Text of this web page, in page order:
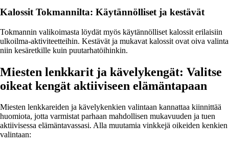
Kalossit Tokmannilta: Käytännölliset ja kestävät
Tokmannin valikoimasta löydät myös käytännölliset kalossit erilaisiin
ulkoilma-aktiviteetteihin. Kestävät ja mukavat kalossit ovat oiva valinta
niin kesäretkille kuin puutarhatöihinkin.
Miesten lenkkarit ja kävelykengät: Valitse
oikeat kengät aktiiviseen elämäntapaan
Miesten lenkkareiden ja kävelykenkien valintaan kannattaa kiinnittää
huomiota, jotta varmistat parhaan mahdollisen mukavuuden ja tuen
aktiivisessa elämäntavassasi. Alla muutamia vinkkejä oikeiden kenkien
valintaan: